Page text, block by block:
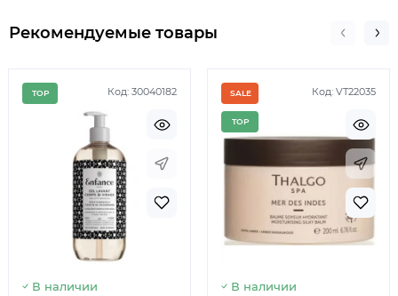
Рекомендуемые товары
Код: 30040182
TOP
Немає в наявності
В наличии
Код: VT22035
SALE
TOP
Немає
В наличии